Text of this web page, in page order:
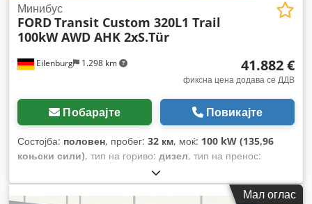
Eilenburg 1.298 km
Минибус
FORDTransit Custom 320L1 Trail
100kW AWD AHK 2xS.Tür
41.882 €
фиксна цена додава се ДДВ
Побарајте Повикајте
Состојба: половен, пробег: 32 км, моќ: 100 kW (135,96
коњски сили), тип на гориво: дизел, тип на пренос:
3.250 кг
08/2026, боја:црна, број на седишта:9, вкупна должина:
5.050 мм
, вкупна ширина: , вкупна висина:2.005
Мал оглас